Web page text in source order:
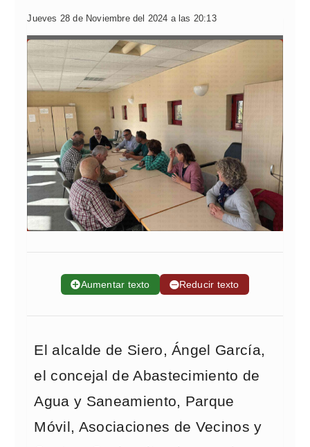
Jueves 28 de Noviembre del 2024 a las 20:13
➕Aumentar texto ➖Reducir texto
El alcalde de Siero, Ángel García,
el concejal de Abastecimiento de
Agua y Saneamiento, Parque
Móvil, Asociaciones de Vecinos y